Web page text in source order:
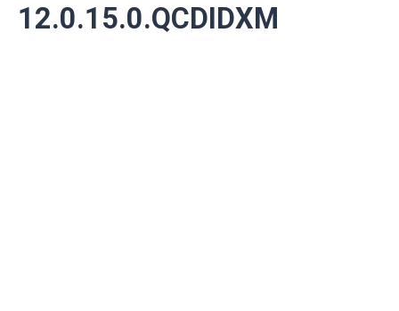
12.0.15.0.QCDIDXM